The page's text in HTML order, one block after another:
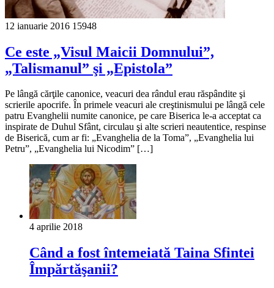
12 ianuarie 2016 15948
Ce este „Visul Maicii Domnului”,
„Talismanul” şi „Epistola”
Pe lângă cărţile canonice, veacuri dea rândul erau răspândite şi
scrierile apocrife. În primele veacuri ale creştinismului pe lângă cele
patru Evanghelii numite canonice, pe care Biserica le-a acceptat ca
inspirate de Duhul Sfânt, circulau şi alte scrieri neautentice, respinse
de Biserică, cum ar fi: „Evanghelia de la Toma”, „Evanghelia lui
Petru”, „Evanghelia lui Nicodim” […]
4 aprilie 2018
Când a fost întemeiată Taina Sfintei
Împărtăşanii?